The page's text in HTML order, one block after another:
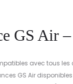
GS Air
avec tous les
GS Air disponibles